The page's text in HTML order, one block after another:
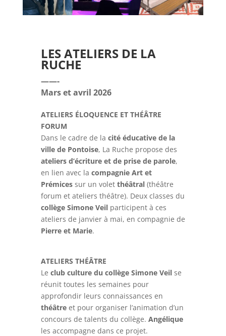
LES ATELIERS DE LA
RUCHE
——-
Mars et avril 2026
ATELIERS ÉLOQUENCE ET THÉÂTRE
FORUM
Dans le cadre de la cité éducative de la
ville de Pontoise, La Ruche propose des
ateliers d’écriture et de prise de parole,
en lien avec la compagnie Art et
Prémicessur un voletthéâtral(théâtre
forum et ateliers théâtre). Deux classes du
collège Simone Veilparticipent à ces
ateliers de janvier à mai, en compagnie de
Pierre et Marie.
ATELIERS THÉÂTRE
Le club culture du collège Simone Veilse
réunit toutes les semaines pour
approfondir leurs connaissances en
théâtreet pour organiser l’animation d’un
concours de talents du collège. Angélique
les accompagne dans ce projet.